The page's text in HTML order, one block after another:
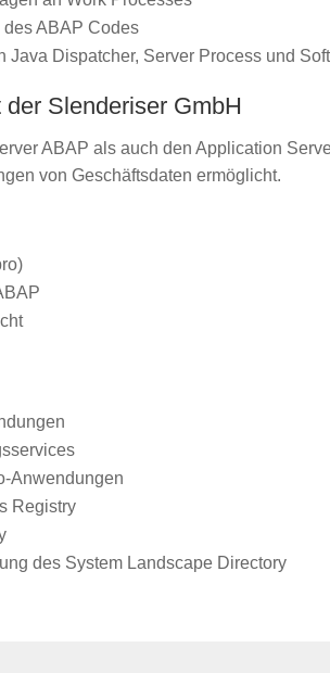
ABAP Codes
Java Dispatcher, Server Process und
Slenderiser GmbH
ABAP als auch den Application
von Geschäftsdaten ermöglicht.
Anwendungen
Registry
des System Landscape Directory